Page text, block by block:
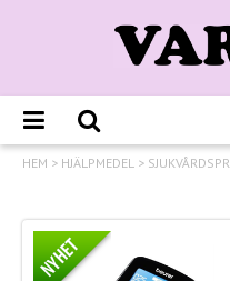
HEM > HJÄLPMEDEL >